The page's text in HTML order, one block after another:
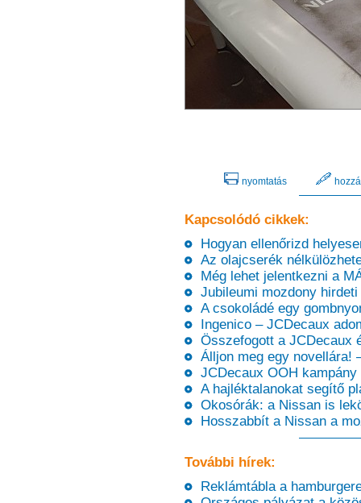
nyomtatás
Kapcsolódó cikkek:
Hogyan ellenőrizd
Az olajcserék
Még lehet jelentkezni a
Jubileumi mozdony hirdeti
A csokoládé egy
Ingenico – JCDecaux
Összefogott a JCDecaux
Álljon meg egy novellára!
JCDecaux OOH kampány
A hajléktalanokat segítő
Okosórák: a Nissan is
Hosszabbít a Nissan a
További hírek:
Reklámtábla a